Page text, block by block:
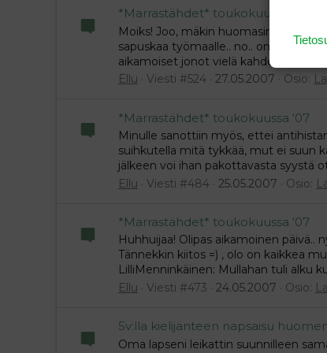
*Marrastähdet* toukokuussa '07
Moiks! Joo, mäkin huomasin et
sapuskaa työmaalle.. no.. onneks noi
aikamoiset jonot vielä kahdentoista
Ellu
Viesti #524 27.05.2007 Osio:
*Marrastähdet* toukokuussa '07
Minulle sanottiin myös, ettei
suihkutella mitä tykkää, mut ei suun
jälkeen voi ihan pakottavasta syystä
Ellu
Viesti #484 25.05.2007 Osio:
*Marrastähdet* toukokuussa '07
Huhhuijaa! Olipas aikamoinen päivä..
Tännekkin kiitos =) , olo on kaikkea
LilliMenninkäinen: Mullahan tuli alku
Ellu
Viesti #473 24.05.2007 Osio:
5v:lla kielijänteen napsaisu
Oma lapseni leikattin suunnilleen